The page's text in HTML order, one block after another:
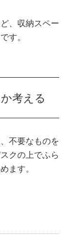
、収納スペー
す。
考える
不要なものを
クの上でふら
ます。